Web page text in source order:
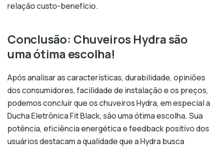
relação custo-benefício.
Conclusão: Chuveiros Hydra são
uma ótima escolha!
Após analisar as características, durabilidade, opiniões
dos consumidores, facilidade de instalação e os preços,
podemos concluir que os chuveiros Hydra, em especial a
Ducha Eletrônica Fit Black, são uma ótima escolha. Sua
potência, eficiência energética e feedback positivo dos
usuários destacam a qualidade que a Hydra busca